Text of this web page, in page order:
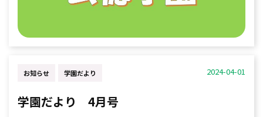
2024-04-01
お知らせ 学園だより
学園だより 4月号